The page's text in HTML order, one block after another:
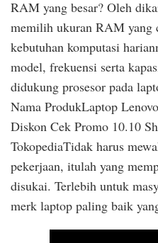
RAM yang besar? Oleh
memilih ukuran RAM yang
kebutuhan komputasi
model, frekuensi serta
didukung prosesor pada
Nama ProdukLaptop
Diskon Cek Promo 10.10
TokopediaTidak harus
pekerjaan, itulah yang
disukai. Terlebih untuk
merk laptop paling baik